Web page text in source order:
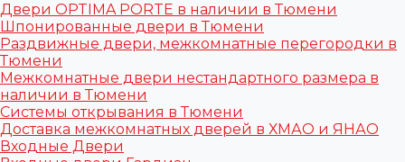
Двери OPTIMA PORTE в наличии в Тюмени
Шпонированные двери в Тюмени
Раздвижные двери, межкомнатные перегородки в
Тюмени
Межкомнатные двери нестандартного размера в
наличии в Тюмени
Системы открывания в Тюмени
Доставка межкомнатных дверей в ХМАО и ЯНАО
Входные Двери